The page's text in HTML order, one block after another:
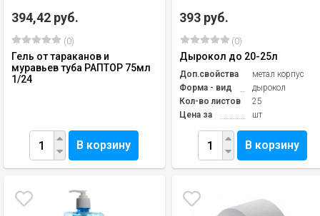
394,42 руб.
(0)
Гель от тараканов и
муравьев туба РАПТОР 75мл
1/24
В корзину
393 руб.
(0)
Дырокол до 20-25л
Доп.свойства
метал корпус
Форма - вид
дырокол
Кол-во листов
25
Цена за
шт
В корзину